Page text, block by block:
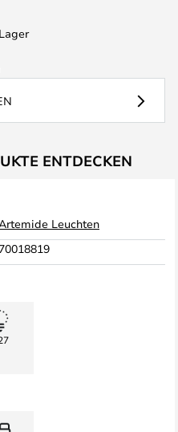
ENTDECKEN
Leuchten
70018819